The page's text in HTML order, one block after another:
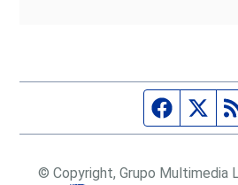
Página
© Copyright, Grupo Multimedia